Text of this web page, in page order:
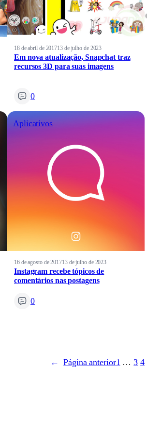
18 de abril de 201713 de julho de 2023
Em nova atualização, Snapchat traz
recursos 3D para suas imagens
0
Aplicativos
16 de agosto de 201713 de julho de 2023
Instagram recebe tópicos de
comentários nas postagens
0
← Página anterior1 … 3 4